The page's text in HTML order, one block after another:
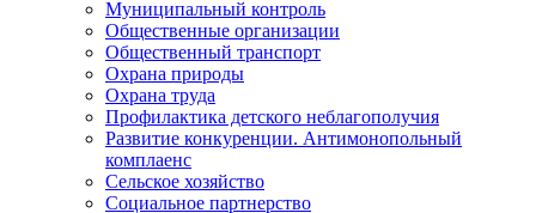
Муниципальный контроль
Общественные организации
Общественный транспорт
Охрана природы
Охрана труда
Профилактика детского неблагополучия
Развитие конкуренции. Антимонопольный
комплаенс
Сельское хозяйство
Социальное партнерство